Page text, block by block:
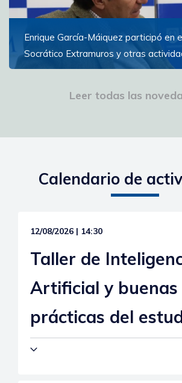
Enrique García-Máiquez participó en
Socrático Extramuros y otras
lectura de poesía y la inauguración del
Leer todas las
Calendario de
12/08/2026 | 14:30
Taller de
Artificial y buenas
prácticas del